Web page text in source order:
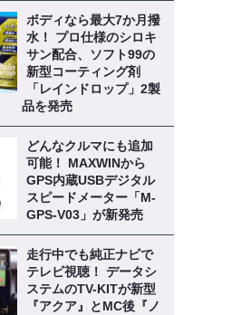
ボディなら最大7か月撥
水！ プロ仕様のシロキ
サン配合、ソフト99の
新型コーティング剤
「レインドロップ」2製
品を発売
どんなクルマにも追加
可能！ MAXWINから
GPS内蔵USBデジタル
スピードメーター「M-
GPS-V03」が新発売
走行中でも純正ナビで
テレビ視聴！ データシ
ステムのTV-KITが新型
『アクア』とMC後『ノ